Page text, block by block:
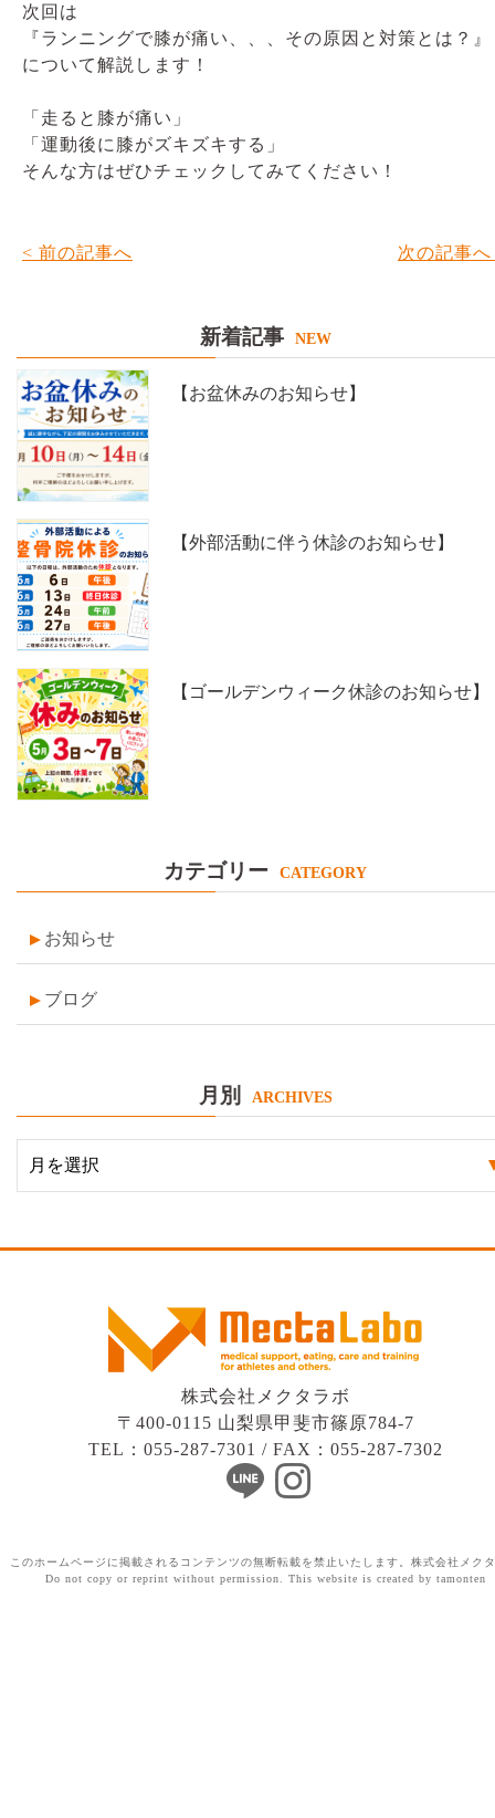
次回は
『ランニングで膝が痛い、、、その原因と対策とは？』
について解説します！
「走ると膝が痛い」
「運動後に膝がズキズキする」
そんな方はぜひチェックしてみてください！
< 前の記事へ 次の記事
新着記事 NEW
【お盆休みのお知らせ】
【外部活動に伴う休診のお知らせ】
【ゴールデンウィーク休診のお知らせ】
カテゴリー CATEGORY
お知らせ
ブログ
月別 ARCHIVES
株式会社メクタラボ
〒400-0115 山梨県甲斐市篠原784-7
TEL：055-287-7301 / FAX：055-287-7302
このホームページに掲載されるコンテンツの無断転載を禁止いたします。株式会社メク
Do not copy or reprint without permission. This website is created by tamonten